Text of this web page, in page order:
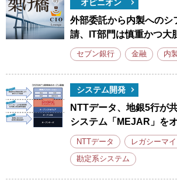
オピニオン
外部委託から内製へのシ
請、IT部門は慎重かつ大
セブン銀行 金融 内
システム開発
NTTデータ、地銀5行が
システム「MEJAR」を
NTTデータ レガシーマ
勘定系システム